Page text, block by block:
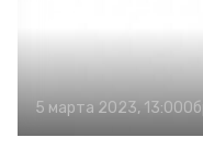
5 марта 2023, 13:00